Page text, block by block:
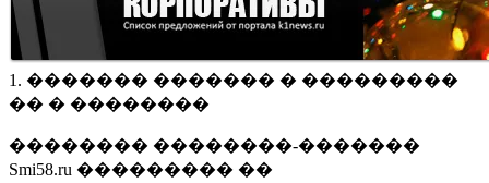
1. ������� ������� � ���������
�� � ��������
�������� ��������-�������
Smi58.ru ��������� ��